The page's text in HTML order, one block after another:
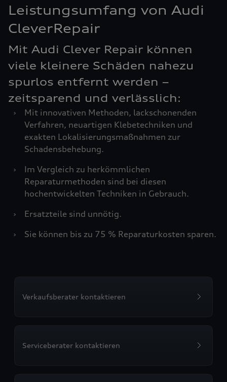
Leistungsumfang von Audi
CleverRepair
Mit Audi Clever Repair können
viele kleinere Schäden nahezu
spurlos entfernt werden –
zeitsparend und verlässlich:
›
Mit innovativen Methoden, lackschonenden
Verfahren, neuartigen Klebetechniken und
exakten Lokalisierungsmaßnahmen zur
Schadensbehebung.
›
Im Vergleich zu herkömmlichen
Reparaturmethoden sind bei diesen
hochentwickelten Techniken in Gebrauch.
›
Ersatzteile sind unnötig.
›
Sie können bis zu 75 % Reparaturkosten sparen.
Verkaufsberater kontaktieren
Serviceberater kontaktieren